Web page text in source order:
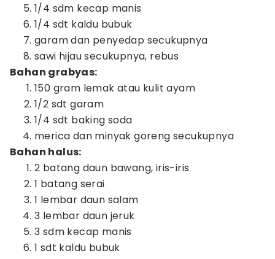
1/4 sdm kecap manis
1/4 sdt kaldu bubuk
garam dan penyedap secukupnya
sawi hijau secukupnya, rebus
Bahan grabyas:
150 gram lemak atau kulit ayam
1/2 sdt garam
1/4 sdt baking soda
merica dan minyak goreng secukupnya
Bahan halus:
2 batang daun bawang, iris-iris
1 batang serai
1 lembar daun salam
3 lembar daun jeruk
3 sdm kecap manis
1 sdt kaldu bubuk